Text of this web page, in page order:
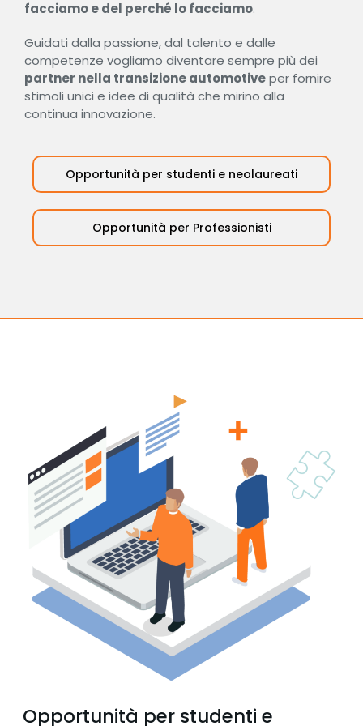
facciamo e del perché lo facciamo.
Guidati dalla passione, dal talento e dalle
competenze vogliamo diventare sempre più dei
partner nella transizione automotiveper fornire
stimoli unici e idee di qualità che mirino alla
continua innovazione.
Opportunità per studenti e neolaureati
Opportunità per Professionisti
Opportunità per studenti e